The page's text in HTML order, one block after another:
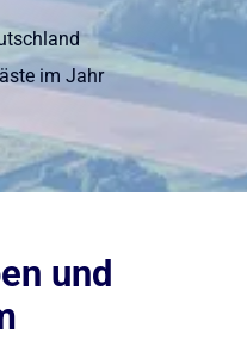
im Jahr
und